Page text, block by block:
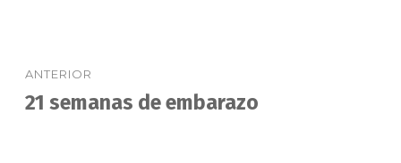
de
ANTERIOR
Entrada
21 semanas de embarazo